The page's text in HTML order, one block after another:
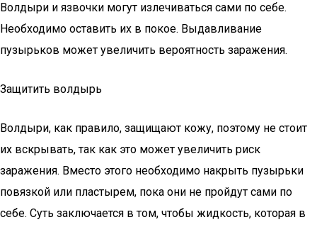
Волдыри и язвочки могут излечиваться сами по себе.
Необходимо оставить их в покое. Выдавливание
пузырьков может увеличить вероятность заражения.
Защитить волдырь
Волдыри, как правило, защищают кожу, поэтому не стоит
их вскрывать, так как это может увеличить риск
заражения. Вместо этого необходимо накрыть пузырьки
повязкой или пластырем, пока они не пройдут сами по
себе. Суть заключается в том, чтобы жидкость, которая в